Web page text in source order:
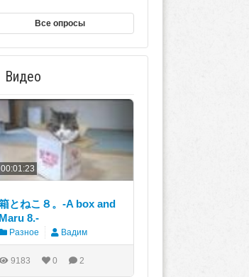
Все опросы
Видео
00:01:23
とねこ８。-A box and
Maru 8.-
Разное Вадим
9183 0 2